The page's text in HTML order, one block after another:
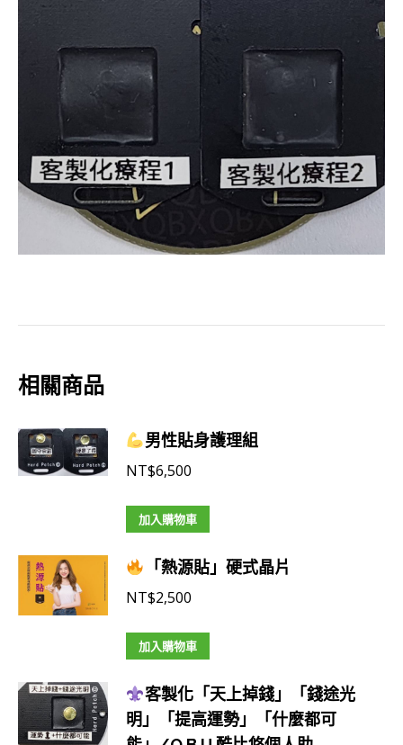
晶
片
相關商品
男性貼身護理組
NT$6,500
加入購物車
「熱源貼」硬式晶片
NT$2,500
加入購物車
客製化「天上掉錢」「錢途光
明」「提高運勢」「什麼都可